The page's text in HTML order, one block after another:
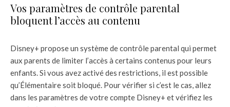
Vos paramètres de contrôle parental
bloquent l’accès au contenu
Disney+ propose un système de contrôle parental qui permet
aux parents de limiter l’accès à certains contenus pour leurs
enfants. Si vous avez activé des restrictions, il est possible
qu’Élémentaire soit bloqué. Pour vérifier si c’est le cas, allez
dans les paramètres de votre compte Disney+ et vérifiez les